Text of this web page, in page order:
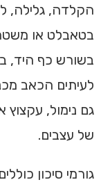
הקלדה, גלילה,
בטאבלט או
בשורש כף היד,
לעיתים הכאב
גם נימול,
של עצבים.
גורמי סיכון